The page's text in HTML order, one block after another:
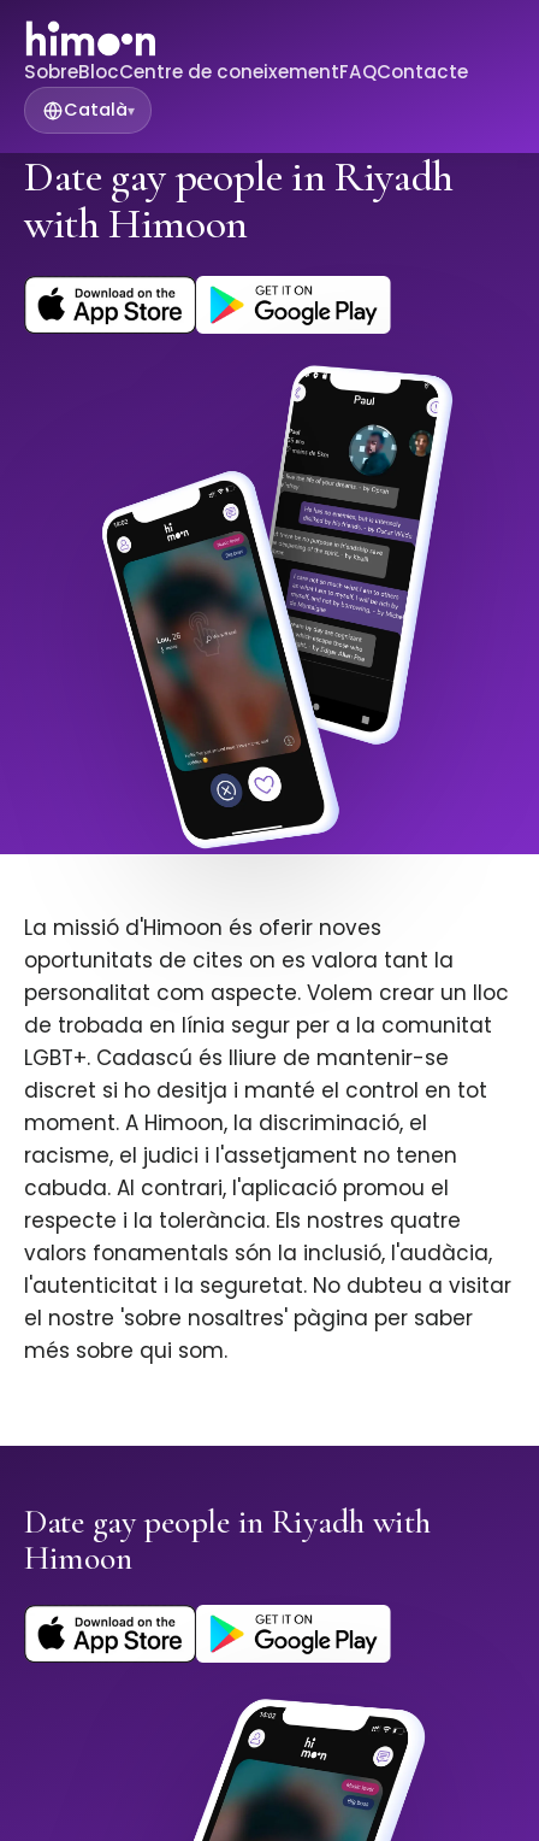
SobreBlocCentre de coneixementFAQContacte
Català▾
Date gay people in Riyadh
with Himoon
La missió d'Himoon és oferir noves
oportunitats de cites on es valora tant la
personalitat com aspecte. Volem crear un lloc
de trobada en línia segur per a la comunitat
LGBT+. Cadascú és lliure de mantenir-se
discret si ho desitja i manté el control en tot
moment. A Himoon, la discriminació, el
racisme, el judici i l'assetjament no tenen
cabuda. Al contrari, l'aplicació promou el
respecte i la tolerància. Els nostres quatre
valors fonamentals són la inclusió, l'audàcia,
l'autenticitat i la seguretat. No dubteu a visitar
el nostre 'sobre nosaltres' pàgina per saber
més sobre qui som.
Date gay people in Riyadh with
Himoon